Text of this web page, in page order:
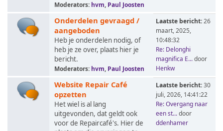
Moderators: hvm, Paul Joosten
Onderdelen gevraagd /
aangeboden
Heb je onderdelen nodig, of
heb je ze over, plaats hier je
bericht.
Moderators: hvm, Paul Joosten
Laatste bericht:26
maart, 2025,
10:48:32
Re: Delonghi
magnifica E...door
Henkw
Website Repair Café
opzetten
Het wiel is al lang
uitgevonden, dat geldt ook
voor de Repaircafé's. Hier de
Laatste bericht:30
juli, 2026, 14:41:22
Re: Overgang naar
een st...door
ddenhamer